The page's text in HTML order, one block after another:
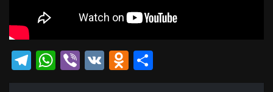
Telegram
WhatsApp
Viber
VK Odnoklassniki